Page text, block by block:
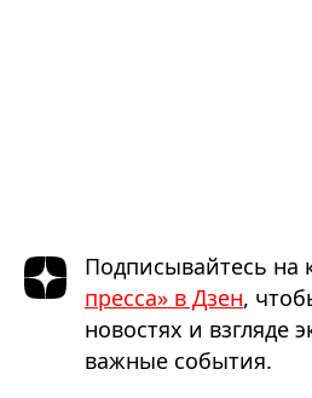
Подписывайтесь на
пресса» в Дзен,
новостях и взгляде
важные события.